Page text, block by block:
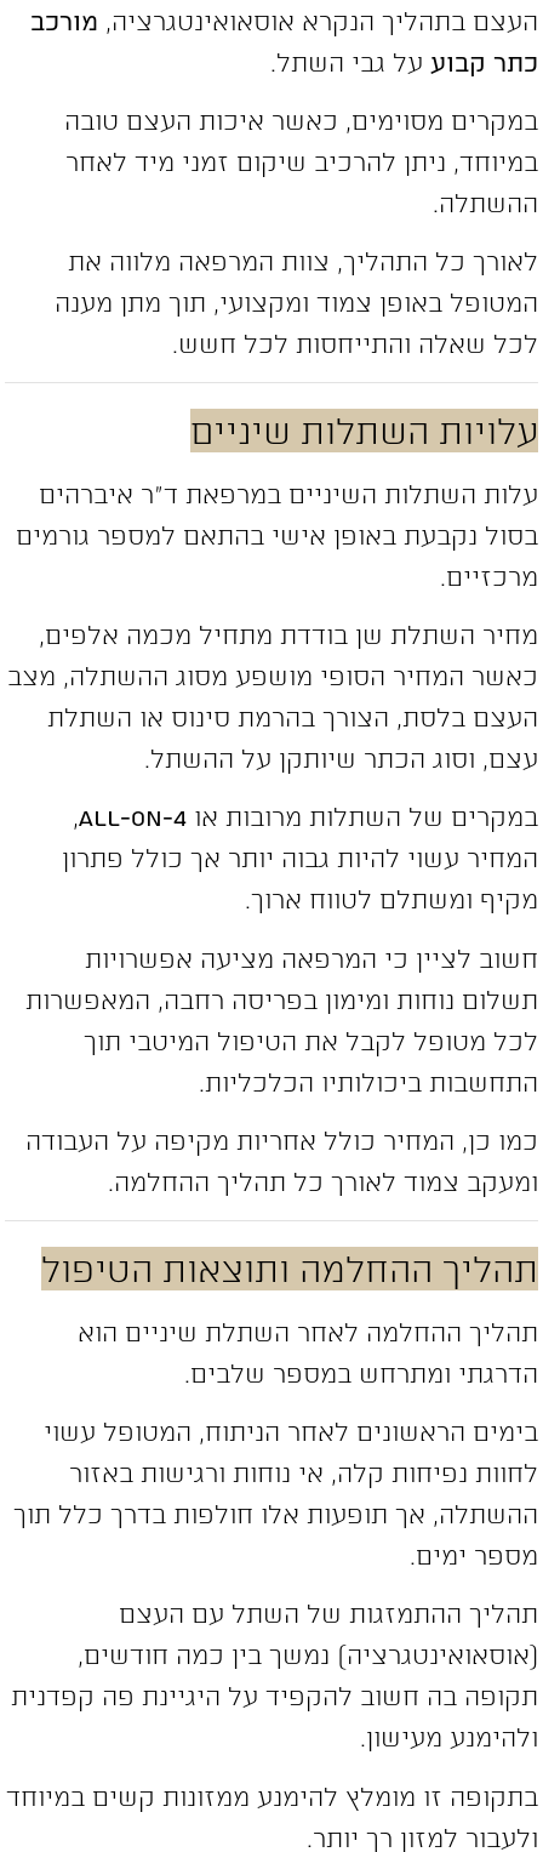
בתהליך הנקרא אוסאואינטגרציה, מורכב
קבועעל גבי השתל.
מסוימים, כאשר איכות העצם טובה
ניתן להרכיב שיקום זמני מיד לאחר
כל התהליך, צוות המרפאה מלווה את
באופן צמוד ומקצועי, תוך מתן מענה
שאלה והתייחסות לכל חשש.
השתלות שיניים
השתלות השיניים במרפאת ד”ר איברהים
נקבעת באופן אישי בהתאם למספר גורמים
השתלת שן בודדת מתחיל מכמה אלפים,
המחיר הסופי מושפע מסוג ההשתלה, מצב
בלסת, הצורך בהרמת סינוס או השתלת
וסוג הכתר שיותקן על ההשתל.
של השתלות מרובות אוAll-on-4
,
עשוי להיות גבוה יותר אך כולל פתרון
ומשתלם לטווח ארוך.
לציין כי המרפאה מציעה אפשרויות
נוחות ומימון בפריסה רחבה, המאפשרות
מטופל לקבל את הטיפול המיטבי תוך
ביכולותיו הכלכליות.
כן, המחיר כולל אחריות מקיפה על העבודה
צמוד לאורך כל תהליך ההחלמה.
ההחלמה ותוצאות הטיפול
ההחלמה לאחר השתלת שיניים הוא
ומתרחש במספר שלבים.
הראשונים לאחר הניתוח, המטופל עשוי
נפיחות קלה, אי נוחות ורגישות באזור
אך תופעות אלו חולפות בדרך כלל תוך
ימים.
ההתמזגות של השתל עם העצם
נמשך בין כמה חודשים,
בה חשוב להקפיד על היגיינת פה קפדנית
מעישון.
זו מומלץ להימנע ממזונות קשים במיוחד
למזון רך יותר.